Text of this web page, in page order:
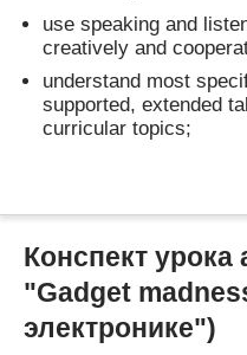
use speaking and
creatively and
understand most
supported, extended
curricular topics;
Конспект урока
"Gadget
электронике")